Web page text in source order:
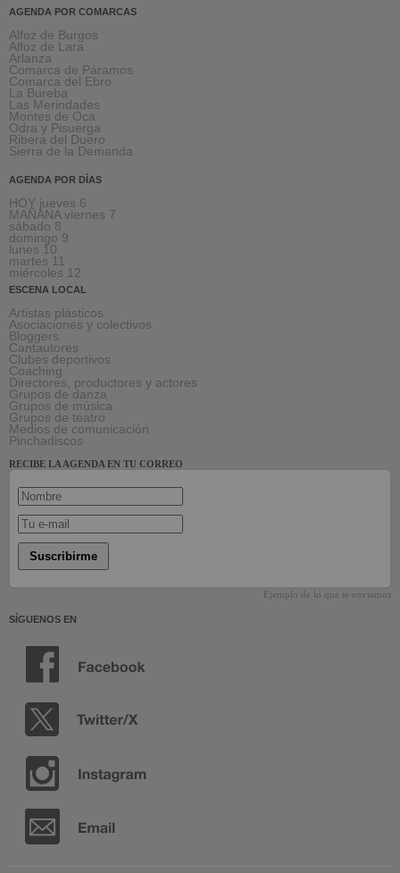
AGENDA POR COMARCAS
Alfoz de Burgos
Alfoz de Lara
Arlanza
Comarca de Páramos
Comarca del Ebro
La Bureba
Las Merindades
Montes de Oca
Odra y Pisuerga
Ribera del Duero
Sierra de la Demanda
AGENDA POR DÍAS
HOY jueves 6
MAÑANA viernes 7
sábado 8
domingo 9
lunes 10
martes 11
miércoles 12
ESCENA LOCAL
Artistas plásticos
Asociaciones y colectivos
Bloggers
Cantautores
Clubes deportivos
Coaching
Directores, productores y actores
Grupos de danza
Grupos de música
Grupos de teatro
Medios de comunicación
Pinchadiscos
RECIBE LA AGENDA EN TU CORREO
Suscribirme
Ejemplo de lo que te enviamos
SÍGUENOS EN